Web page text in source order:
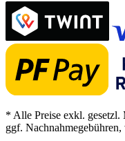
* Alle Preise exkl. gesetzl.
ggf.